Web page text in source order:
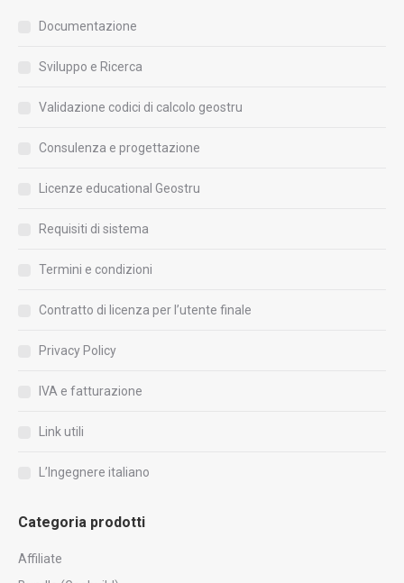
Documentazione
Sviluppo e Ricerca
Validazione codici di calcolo geostru
Consulenza e progettazione
Licenze educational Geostru
Requisiti di sistema
Termini e condizioni
Contratto di licenza per l’utente finale
Privacy Policy
IVA e fatturazione
Link utili
L’Ingegnere italiano
Categoria prodotti
Affiliate